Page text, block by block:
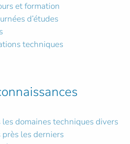
et formation
d’études
techniques
domaines techniques divers
les derniers